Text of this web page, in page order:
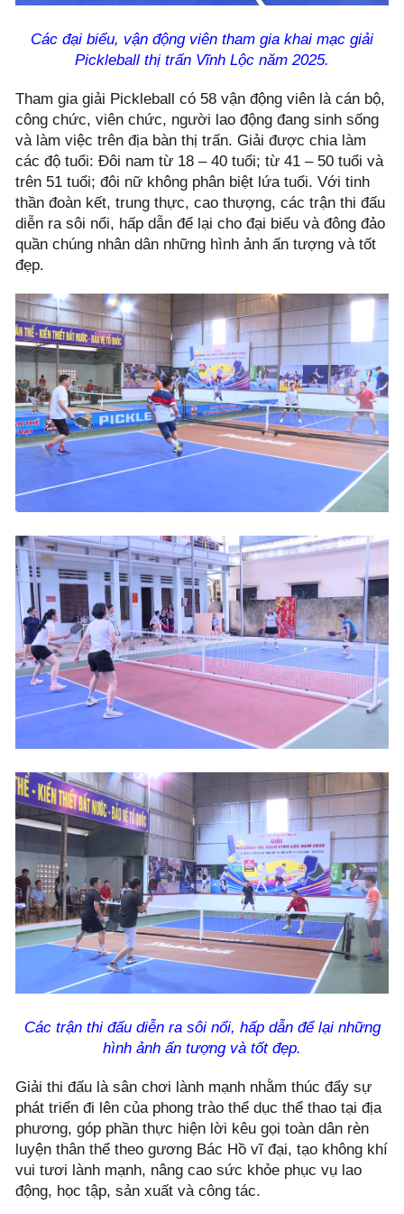
Các đại biểu, vận động viên tham gia khai mạc giải
Pickleball thị trấn Vĩnh Lộc năm 2025.
Tham gia giải Pickleball có 58 vận động viên là cán bộ,
công chức, viên chức, người lao động đang sinh sống
và làm việc trên địa bàn thị trấn. Giải được chia làm
các độ tuổi: Đôi nam từ 18 – 40 tuổi; từ 41 – 50 tuổi và
trên 51 tuổi; đôi nữ không phân biệt lứa tuổi. Với tinh
thần đoàn kết, trung thực, cao thượng, các trận thi đấu
diễn ra sôi nổi, hấp dẫn để lại cho đại biểu và đông đảo
quần chúng nhân dân những hình ảnh ấn tượng và tốt
đẹp.
Các trận thi đấu diễn ra sôi nổi, hấp dẫn để lại những
hình ảnh ấn tượng và tốt đẹp.
Giải thi đấu là sân chơi lành mạnh nhằm thúc đẩy sự
phát triển đi lên của phong trào thể dục thể thao tại địa
phương, góp phần thực hiện lời kêu gọi toàn dân rèn
luyện thân thể theo gương Bác Hồ vĩ đại, tạo không khí
vui tươi lành mạnh, nâng cao sức khỏe phục vụ lao
động, học tập, sản xuất và công tác.